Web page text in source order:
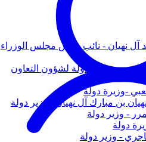
آل نهيان - نائب رئيس مجلس الوزراء
- وزيرة دولة لشؤون التعاون
-وزيرة دولة
بن مبارك آل نهيان - وزير دولة
- وزير دولة
دولة
- وزير دولة